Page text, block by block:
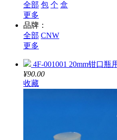
全部 包 个 盒
更多
品牌：
全部 CNW
更多
4F-001001 20mm钳口瓶
¥90.00
收藏